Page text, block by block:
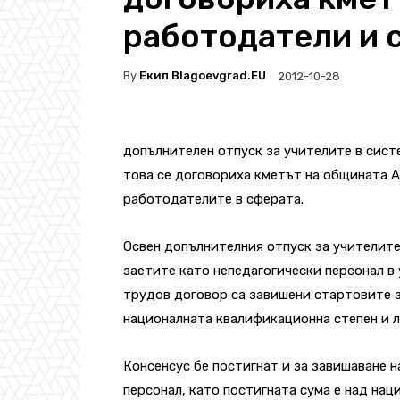
работодатели и
By Екип Blagoevgrad.EU 2012-10-28
допълнителен отпуск за учителите в
това се договориха кметът на общината
работодателите в сферата.
Освен допълнителния отпуск за
заетите като непедагогически персонал
трудов договор са завишени стартовите
националната квалификационна степен и
Консенсус бе постигнат и за завишаване
персонал, като постигната сума е над